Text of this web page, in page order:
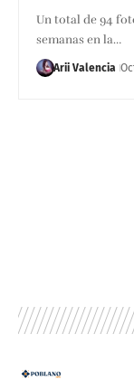
Un total de 94
semanas en la…
Arii Valencia